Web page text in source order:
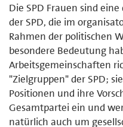
Die SPD Frauen sind
der SPD, die im
Rahmen der politischen
besondere Bedeutung
Arbeitsgemeinschaften
"Zielgruppen" der SPD;
Positionen und ihre
Gesamtpartei ein und
natürlich auch um